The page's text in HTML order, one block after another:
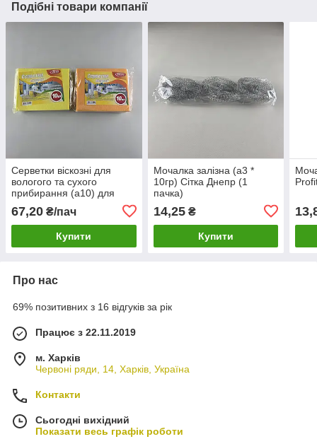
Подібні товари компанії
Серветки віскозні для
вологого та сухого
прибирання (а10) для
67,20 ₴/пач
Купити
Мочалка залізна (а3 *
10гр) Сітка Днепр (1
пачка)
14,25₴
Купити
Про нас
69% позитивних з 16 відгуків за рік
Працює з 22.11.2019
м. Харків
Червоні ряди, 14, Харків, Україна
Контакти
Сьогодні вихідний
Показати весь графік роботи